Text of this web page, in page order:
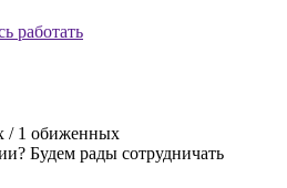
работать
/ 1 обиженных
Будем рады сотрудничать